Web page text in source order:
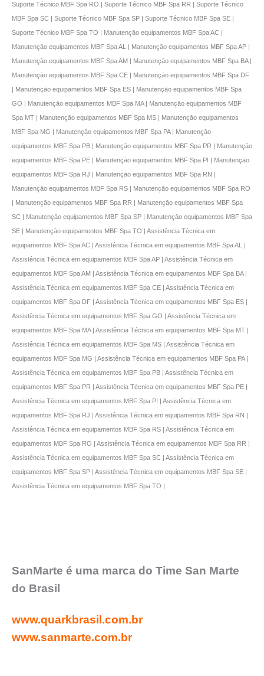
Suporte Técnico MBF Spa RO | Suporte Técnico MBF Spa RR | Suporte Técnico
MBF Spa SC | Suporte Técnico MBF Spa SP | Suporte Técnico MBF Spa SE |
Suporte Técnico MBF Spa TO | Manutençāo equipamentos MBF Spa AC |
Manutençāo equipamentos MBF Spa AL | Manutençāo equipamentos MBF Spa AP |
Manutençāo equipamentos MBF Spa AM | Manutençāo equipamentos MBF Spa BA |
Manutençāo equipamentos MBF Spa CE | Manutençāo equipamentos MBF Spa DF
| Manutençāo equipamentos MBF Spa ES | Manutençāo equipamentos MBF Spa
GO | Manutençāo equipamentos MBF Spa MA | Manutençāo equipamentos MBF
Spa MT | Manutençāo equipamentos MBF Spa MS | Manutençāo equipamentos
MBF Spa MG | Manutençāo equipamentos MBF Spa PA | Manutençāo
equipamentos MBF Spa PB | Manutençāo equipamentos MBF Spa PR | Manutençāo
equipamentos MBF Spa PE | Manutençāo equipamentos MBF Spa PI | Manutençāo
equipamentos MBF Spa RJ | Manutençāo equipamentos MBF Spa RN |
Manutençāo equipamentos MBF Spa RS | Manutençāo equipamentos MBF Spa RO
| Manutençāo equipamentos MBF Spa RR | Manutençāo equipamentos MBF Spa
SC | Manutençāo equipamentos MBF Spa SP | Manutençāo equipamentos MBF Spa
SE | Manutençāo equipamentos MBF Spa TO | Assistência Técnica em
equipamentos MBF Spa AC | Assistência Técnica em equipamentos MBF Spa AL |
Assistência Técnica em equipamentos MBF Spa AP | Assistência Técnica em
equipamentos MBF Spa AM | Assistência Técnica em equipamentos MBF Spa BA |
Assistência Técnica em equipamentos MBF Spa CE | Assistência Técnica em
equipamentos MBF Spa DF | Assistência Técnica em equipamentos MBF Spa ES |
Assistência Técnica em equipamentos MBF Spa GO | Assistência Técnica em
equipamentos MBF Spa MA | Assistência Técnica em equipamentos MBF Spa MT |
Assistência Técnica em equipamentos MBF Spa MS | Assistência Técnica em
equipamentos MBF Spa MG | Assistência Técnica em equipamentos MBF Spa PA |
Assistência Técnica em equipamentos MBF Spa PB | Assistência Técnica em
equipamentos MBF Spa PR | Assistência Técnica em equipamentos MBF Spa PE |
Assistência Técnica em equipamentos MBF Spa PI | Assistência Técnica em
equipamentos MBF Spa RJ | Assistência Técnica em equipamentos MBF Spa RN |
Assistência Técnica em equipamentos MBF Spa RS | Assistência Técnica em
equipamentos MBF Spa RO | Assistência Técnica em equipamentos MBF Spa RR |
Assistência Técnica em equipamentos MBF Spa SC | Assistência Técnica em
equipamentos MBF Spa SP | Assistência Técnica em equipamentos MBF Spa SE |
Assistência Técnica em equipamentos MBF Spa TO |
SanMarte é uma marca do Time San Marte
do Brasil
www.quarkbrasil.com.br
www.sanmarte.com.br